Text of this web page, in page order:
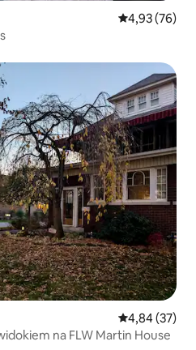
Średnia
4,93 (76)
Wybór gości
Średnia
4,84 (37)
na FLW Martin House